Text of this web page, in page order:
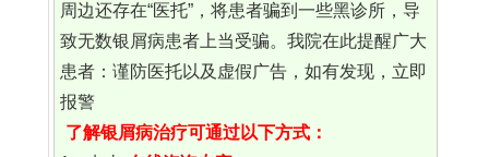
周边还存在“医托”，将患者骗到一些黑诊所，导
致无数银屑病患者上当受骗。我院在此提醒广大
患者：谨防医托以及虚假广告，如有发现，立即
报警
了解银屑病治疗可通过以下方式：